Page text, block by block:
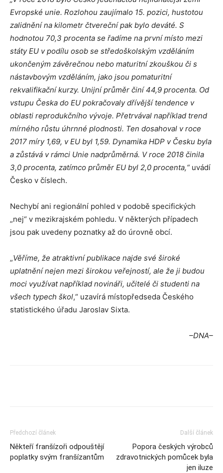
Evropské unie. Rozlohou zaujímalo 15. pozici, hustotou
zalidnění na kilometr čtvereční pak bylo deváté. S
hodnotou 70,3 procenta se řadíme na první místo mezi
státy EU v podílu osob se středoškolským vzděláním
ukončeným závěrečnou nebo maturitní zkouškou či s
nástavbovým vzděláním, jako jsou pomaturitní
rekvalifikační kurzy. Unijní průměr činí 44,9 procenta. Od
vstupu Česka do EU pokračovaly dřívější tendence v
oblasti reprodukčního vývoje. Přetrvával například trend
mírného růstu úhrnné plodnosti. Ten dosahoval v roce
2017 míry 1,69, v EU byl 1,59. Dynamika HDP v Česku byla
a zůstává v rámci Unie nadprůměrná. V roce 2018 činila
3,0 procenta, zatímco průměr EU byl 2,0 procenta,“uvádí
Česko v číslech.
Nechybí ani regionální pohled v podobě specifických
„nej“ v mezikrajském pohledu. V některých případech
jsou pak uvedeny poznatky až do úrovně obcí.
„Věříme, že atraktivní publikace najde své široké
uplatnění nejen mezi širokou veřejností, ale že ji budou
moci využívat například novináři, učitelé či studenti na
všech typech škol,“ uzavírá místopředseda Českého
statistického úřadu Jaroslav Sixta.
–DNA–
Předchozí článek
Někteří franšízoři odpouštějí
poplatky svým franšízantům
Další článek
Popora českých výrobců
zdravotnických pomůcek byla
jen iluze